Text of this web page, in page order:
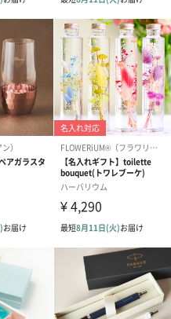
浴剤4点セット
ー）（748円）
バスフラワー
【Thank you
円）
お届けいたします。ギフトへ